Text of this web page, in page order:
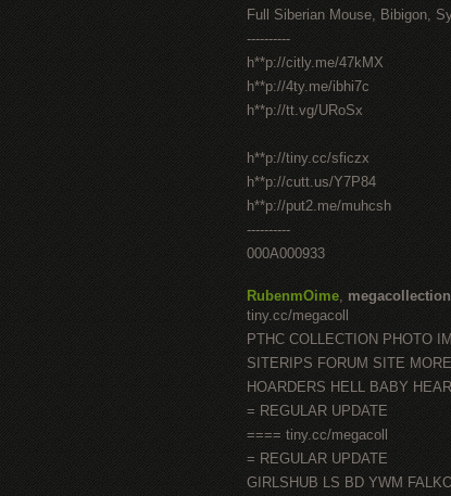
Full Siberian Mouse, Bibigon,
----------
h**p://citly.me/47kMX
h**p://4ty.me/ibhi7c
h**p://tt.vg/URoSx
h**p://tiny.cc/sficzx
h**p://cutt.us/Y7P84
h**p://put2.me/muhcsh
----------
000A000933
RubenmOime, megacollection
tiny.cc/megacoll
PTHC COLLECTION PHOTO
SITERIPS FORUM SITE
HOARDERS HELL BABY
= REGULAR UPDATE
==== tiny.cc/megacoll
= REGULAR UPDATE
GIRLSHUB LS BD YWM